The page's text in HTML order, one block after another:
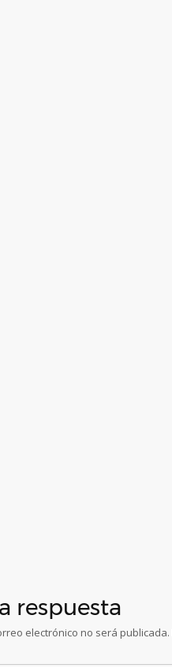
respuesta
electrónico no será publicada.